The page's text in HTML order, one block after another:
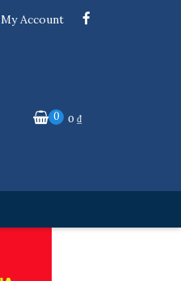
My Account
0 0₫